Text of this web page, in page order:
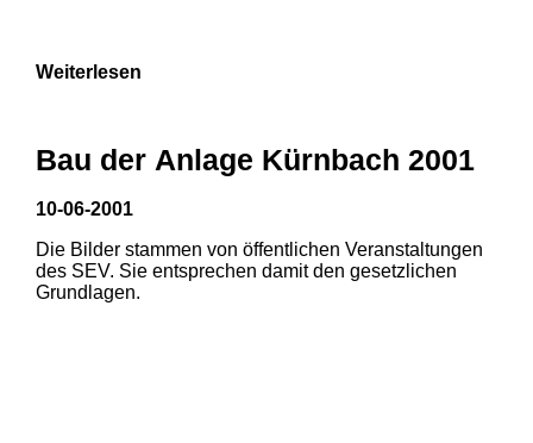
Weiterlesen
Bau der Anlage Kürnbach 2001
10-06-2001
Die Bilder stammen von öffentlichen Veranstaltungen
des SEV. Sie entsprechen damit den gesetzlichen
Grundlagen.